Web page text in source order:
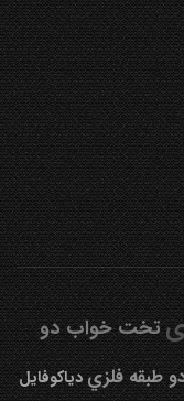
تخت خواب دو
طبقه فلزيدیاکوفایل